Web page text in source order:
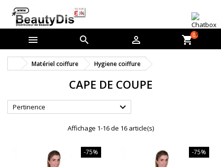
   shopping_cart0
Matériel coiffure Hygiene coiffure
CAPE DE COUPE
Pertinence 
Affichage 1-16 de 16 article(s)
-75% -75%